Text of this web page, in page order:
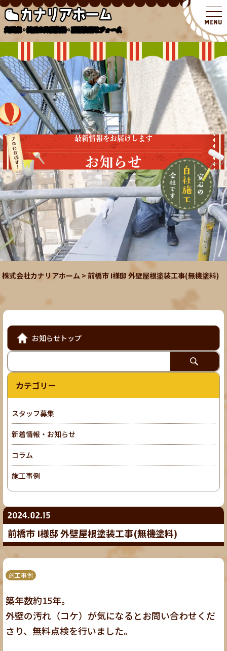
北関東・埼玉の外壁塗装・屋根塗装リフォーム
最新情報をお届けします
お知らせ
株式会社カナリアホーム > 前橋市 I様邸 外壁屋根塗装工事(無機塗料)
2024.02.15
前橋市 I様邸 外壁屋根塗装工事(無機塗料)
施工事例
築年数約15年。
外壁の汚れ（コケ）が気になるとお問い合わせくだ
さり、無料点検を行いました。
お知らせトップ
カテゴリー
スタッフ募集
新着情報・お知らせ
コラム
施工事例